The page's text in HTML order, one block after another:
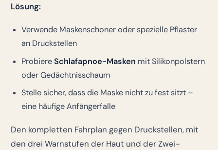
Lösung:
Verwende Maskenschoner oder spezielle Pflaster
an Druckstellen
ProbiereSchlafapnoe-Masken mit Silikonpolstern
oder Gedächtnisschaum
Stelle sicher, dass die Maske nicht zu fest sitzt –
eine häufige Anfängerfalle
Den kompletten Fahrplan gegen Druckstellen, mit
den drei Warnstufen der Haut und der Zwei-